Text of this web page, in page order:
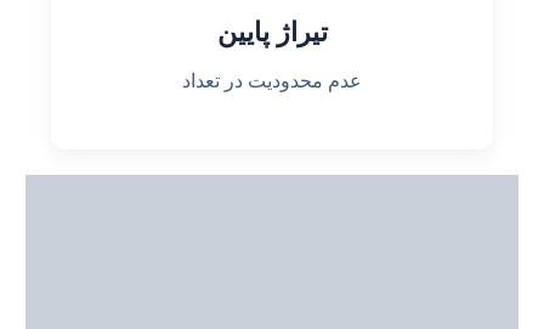
تیراژ پایین
عدم محدودیت در تعداد